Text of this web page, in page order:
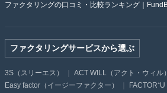
ファクタリングの口コミ・比較ランキング｜
ファクタリングサービスから選ぶ
3S（スリーエス） ACT WILL（アクト・ウィル）
Easy factor（イージーファクター）